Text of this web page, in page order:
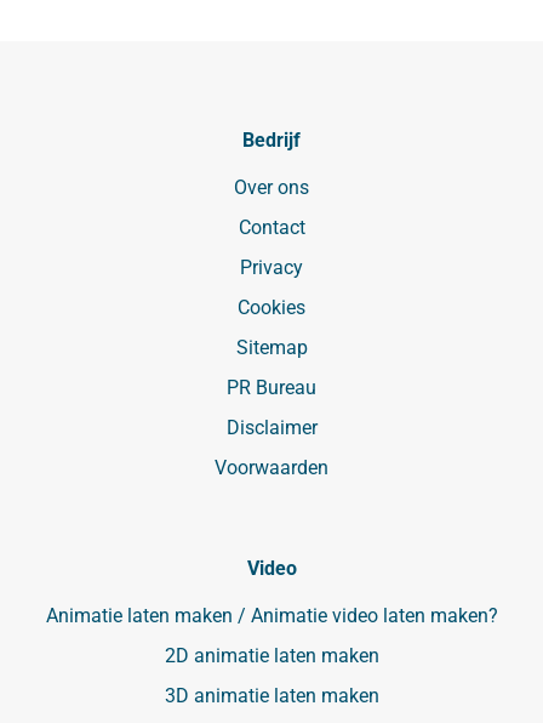
Bedrijf
Over ons
Contact
Privacy
Cookies
Sitemap
PR Bureau
Disclaimer
Voorwaarden
Video
Animatie laten maken / Animatie video laten maken?
2D animatie laten maken
3D animatie laten maken